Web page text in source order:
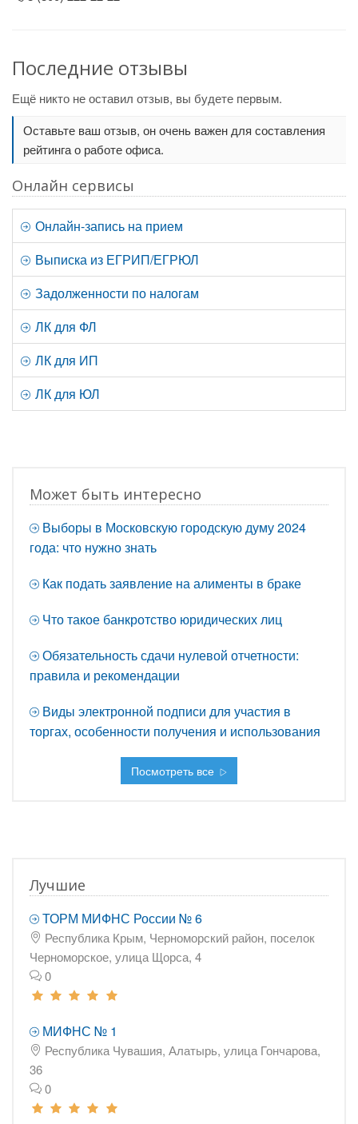
Последние отзывы
Ещё никто не оставил отзыв, вы будете первым.
Оставьте ваш отзыв, он очень важен для составления
рейтинга о работе офиса.
Онлайн сервисы
Онлайн-запись на прием
Выписка из ЕГРИП/ЕГРЮЛ
Задолженности по налогам
ЛК для ФЛ
ЛК для ИП
ЛК для ЮЛ
Может быть интересно
Выборы в Московскую городскую думу 2024
года: что нужно знать
Как подать заявление на алименты в браке
Что такое банкротство юридических лиц
Обязательность сдачи нулевой отчетности:
правила и рекомендации
Виды электронной подписи для участия в
торгах, особенности получения и использования
Посмотреть все
Лучшие
ТОРМ МИФНС России № 6
Республика Крым, Черноморский район, поселок
Черноморское, улица Щорса, 4
0
МИФНС № 1
Республика Чувашия, Алатырь, улица Гончарова,
36
0